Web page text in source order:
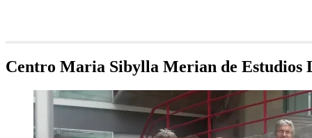
Centro Maria Sibylla Merian de Estudios